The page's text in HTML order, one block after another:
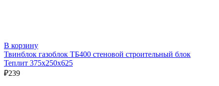
В корзину
Твинблок газоблок ТБ400 стеновой строительный блок
Теплит 375х250х625
₽239